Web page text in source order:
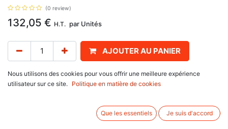
(0 review)
132,05 € H.T. par Unités
AJOUTER AU PANIER
En stock
TN Series : TN65 F, TN70 F, TN75 F, TN75 FA, TN80 F, TN85
Nous utilisons des cookies pour vous offrir une meilleure expérience
utilisateur sur ce site.
Politique en matière de cookies
Que les essentiels Je suis d'accord